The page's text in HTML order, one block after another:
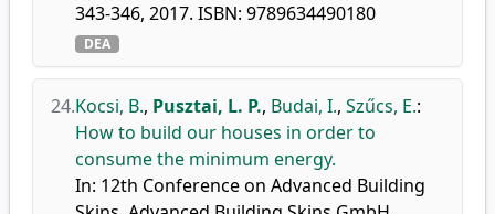
343-346, 2017. ISBN: 9789634490180
DEA
24.Kocsi, B., Pusztai, L. P., Budai, I., Szűcs, E.:
How to build our houses in order to
consume the minimum energy.
In: 12th Conference on Advanced Building